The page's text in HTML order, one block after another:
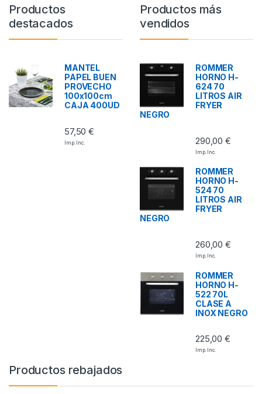
Productos
destacados
MANTEL
PAPEL BUEN
PROVECHO
100x100cm
CAJA 400UD
57,50€
Imp. Inc.
Productos más
vendidos
ROMMER
HORNO H-
624 70
LITROS AIR
FRYER
NEGRO
290,00€
Imp. Inc.
ROMMER
HORNO H-
524 70
LITROS AIR
FRYER
NEGRO
260,00€
Imp. Inc.
ROMMER
HORNO H-
522 70L
CLASE A
INOX NEGRO
225,00€
Imp. Inc.
Productos rebajados